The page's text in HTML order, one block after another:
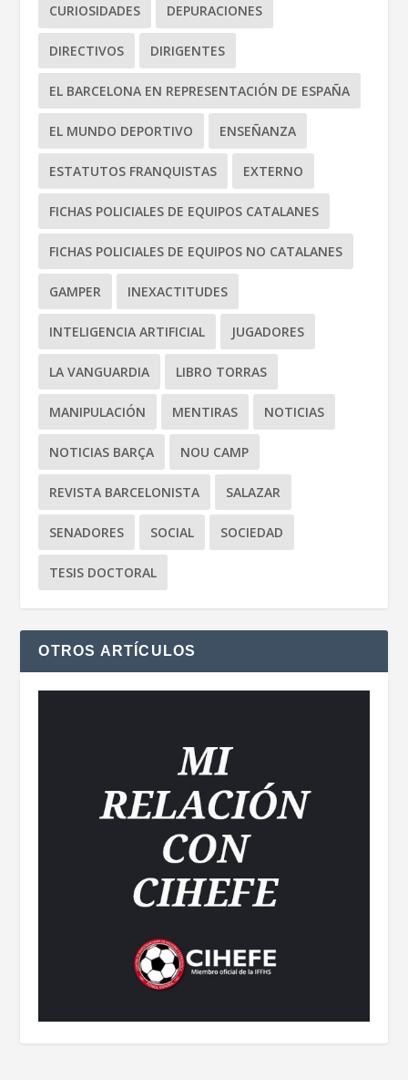
CURIOSIDADES DEPURACIONES
DIRECTIVOS DIRIGENTES
EL BARCELONA EN REPRESENTACIÓN DE ESPAÑA
EL MUNDO DEPORTIVO ENSEÑANZA
ESTATUTOS FRANQUISTAS EXTERNO
FICHAS POLICIALES DE EQUIPOS CATALANES
FICHAS POLICIALES DE EQUIPOS NO CATALANES
GAMPER INEXACTITUDES
INTELIGENCIA ARTIFICIAL JUGADORES
LA VANGUARDIA LIBRO TORRAS
MANIPULACIÓN MENTIRAS NOTICIAS
NOTICIAS BARÇA NOU CAMP
REVISTA BARCELONISTA SALAZAR
SENADORES SOCIAL SOCIEDAD
TESIS DOCTORAL
OTROS ARTÍCULOS